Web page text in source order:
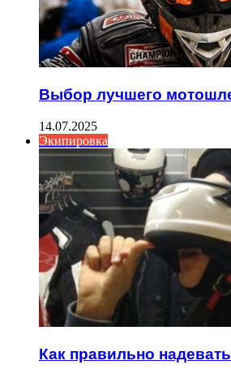
Выбор лучшего
14.07.2025
Экипировка
Как правильно